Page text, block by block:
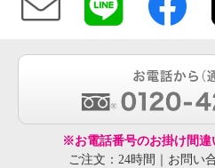
※お電話番号のお掛け間違
ご注文：24時間｜お問い